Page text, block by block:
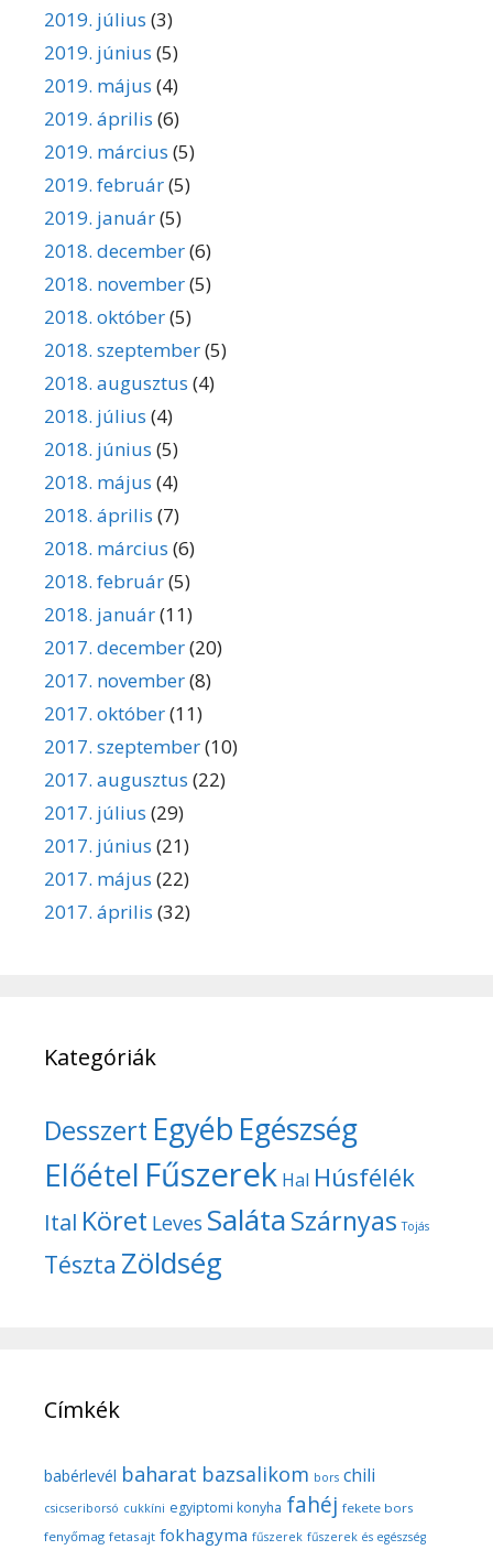
2019. július (3)
2019. június (5)
2019. május (4)
2019. április (6)
2019. március (5)
2019. február(5)
2019. január(5)
2018. december(6)
2018. november(5)
2018. október(5)
2018. szeptember(5)
2018. augusztus (4)
2018. július (4)
2018. június (5)
2018. május (4)
2018. április (7)
2018. március (6)
2018. február(5)
2018. január(11)
2017. december(20)
2017. november(8)
2017. október(11)
2017. szeptember(10)
2017. augusztus (22)
2017. július (29)
2017. június (21)
2017. május (22)
2017. április (32)
Kategóriák
Desszert Egyéb Egészség
Előétel Fűszerek Hal Húsfélék
Ital Köret Leves SalátaSzárnyas Tojás
Tészta Zöldség
Címkék
babérlevél baharat bazsalikom bors chili
csicseriborsó cukkíni egyiptomi konyha fahéj fekete bors
fenyőmag fetasajt fokhagyma fűszerek fűszerek és egészség